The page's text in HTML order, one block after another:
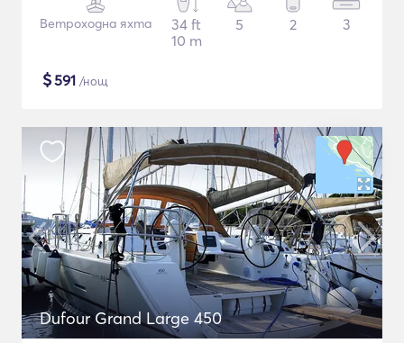
Ветроходна яхта
34 ft
10 m
5 2 3
$591 /нощ
Dufour Grand Large 450